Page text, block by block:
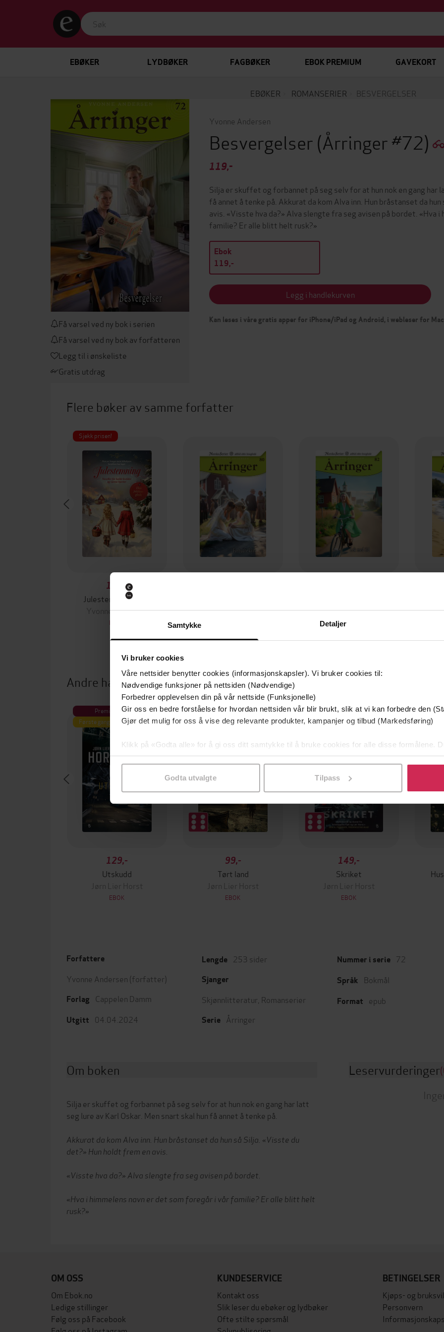
Samtykke Detaljer
Vi bruker cookies
Våre nettsider benytter cookies (informasjonskapsler). Vi bruker cookies til:
Nødvendige funksjoner på nettsiden (Nødvendige)
Forbedrer opplevelsen din på vår nettside (Funksjonelle)
Gir oss en bedre forståelse for hvordan nettsiden vår blir brukt, slik at vi kan forbedre den
Gjør det mulig for oss å vise deg relevante produkter, kampanjer og tilbud (Markedsføring)
Klikk på «Godta alle» for å gi oss ditt samtykke til å bruke cookies for alle disse formålene.
samtykke til spesifikke formål ved å klikke på «Tilpass». Du kan når som helst trekke
Godta utvalgte Tilpass
EBØKER LYDBØKER FAGBØKER EBOK PREMIUM GAVEKORT
EBØKER ROMANSERIER BESVERGELSER
Få varsel ved ny bok i serien
Få varsel ved ny bok av forfatteren
Legg til i ønskeliste
Gratis utdrag
Yvonne Andersen
Besvergelser(Årringer #72)
119,-
Silja er skuffet og forbannet på seg selv for at hun nok en gang har
få annet å tenke på. Akkurat da kom Alva inn. Hun bråstanset da
avis. «Visste hva da?» Alva slengte fra seg avisen på bordet. «Hva
familie? Er alle blitt helt rusk?»
Ebok
119,-
Legg i handlekurven
Kan leses i våre gratis apper for iPhone/iPad og Android, i webleser for
Flere bøker av samme forfatter
Sjekk prisen!
179,-
Julestemning 2025
Yvonne Andersen
EBOK
Yvonne Andersen
Yvonne Andersen
EBOK
Andre har også kjøpt
Premium
Første gang på tilbud
129,-
Utskudd
Jørn Lier Horst
EBOK
Premium
99,-
Tørt land
Jørn Lier Horst
EBOK
Premium
149,-
Skriket
Jørn Lier Horst
EBOK
Forfattere
Yvonne Andersen (forfatter)
Forlag Cappelen Damm
Utgitt 04.04.2024
Lengde 253 sider
Sjanger
Skjønnlitteratur Romanserier
Serie Årringer
Nummer i serie 72
Språk Bokmål
Format epub
Om boken
Silja er skuffet og forbannet på seg selv for at hun nok en gang har latt
seg lure av Karl Oskar. Men snart skal hun få annet å tenke på.
Akkurat da kom Alva inn. Hun bråstanset da hun så Silja. «Visste du
det?» Hun holdt frem en avis.
«Visste hva da?» Alva slengte fra seg avisen på bordet.
«Hva i himmelens navn er det som foregår i vår familie? Er alle blitt helt
rusk?»
Leservurderinger
OM OSS
Om Ebok.no
Ledige stillinger
Følg oss på Facebook
KUNDESERVICE
Kontakt oss
Slik leser du ebøker og lydbøker
Ofte stilte spørsmål
BETINGELSER
Kjøps- og
Personvern